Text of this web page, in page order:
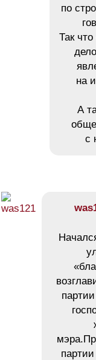
по
Так
на
А
с